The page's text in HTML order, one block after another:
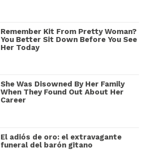
Remember Kit From Pretty Woman?
You Better Sit Down Before You See
Her Today
She Was Disowned By Her Family
When They Found Out About Her
Career
El adiós de oro: el extravagante
funeral del barón gitano